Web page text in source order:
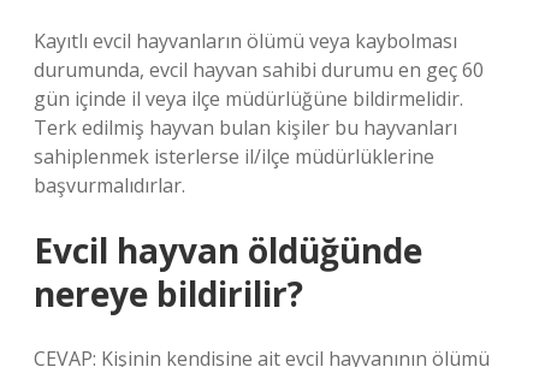
Kayıtlı evcil hayvanların ölümü veya kaybolması
durumunda, evcil hayvan sahibi durumu en geç 60
gün içinde il veya ilçe müdürlüğüne bildirmelidir.
Terk edilmiş hayvan bulan kişiler bu hayvanları
sahiplenmek isterlerse il/ilçe müdürlüklerine
başvurmalıdırlar.
Evcil hayvan öldüğünde
nereye bildirilir?
CEVAP: Kişinin kendisine ait evcil hayvanının ölümü